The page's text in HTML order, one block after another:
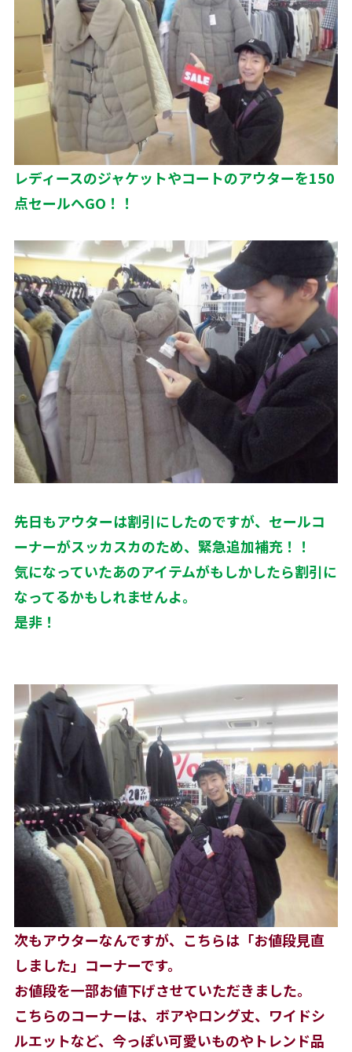
レディースのジャケットやコートのアウターを150
点セールへGO！！
先日もアウターは割引にしたのですが、セールコ
ーナーがスッカスカのため、緊急追加補充！！
気になっていたあのアイテムがもしかしたら割引に
なってるかもしれませんよ。
是非！
次もアウターなんですが、こちらは「お値段見直
しました」コーナーです。
お値段を一部お値下げさせていただきました。
こちらのコーナーは、ボアやロング丈、ワイドシ
ルエットなど、今っぽい可愛いものやトレンド品